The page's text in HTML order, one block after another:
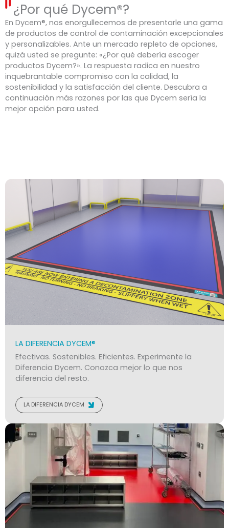
¿Por qué Dycem®?
En Dycem®, nos enorgullecemos de presentarle una gama
de productos de control de contaminación excepcionales
y personalizables. Ante un mercado repleto de opciones,
quizá usted se pregunte: «¿Por qué debería escoger
productos Dycem?». La respuesta radica en nuestro
inquebrantable compromiso con la calidad, la
sostenibilidad y la satisfacción del cliente. Descubra a
continuación más razones por las que Dycem sería la
mejor opción para usted.
LA DIFERENCIA DYCEM®
Efectivas. Sostenibles. Eficientes. Experimente la
Diferencia Dycem. Conozca mejor lo que nos
diferencia del resto.
LA DIFERENCIA DYCEM